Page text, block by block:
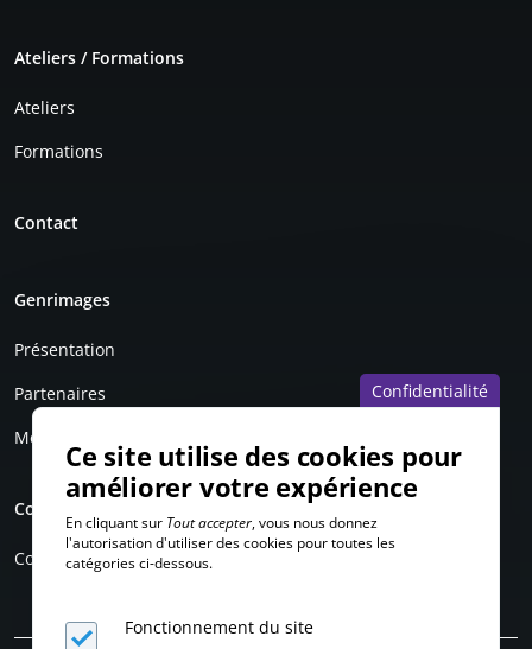
Ateliers / Formations
Ateliers
Formations
Contact
Genrimages
Présentation
Partenaires
Mentions légales
Compte personnel
Connexion
Confidentialité
Ce site utilise des cookies pour
améliorer votre expérience
En cliquant sur Tout accepter, vous nous donnez
l'autorisation d'utiliser des cookies pour toutes les
catégories ci-dessous.
Fonctionnement du site